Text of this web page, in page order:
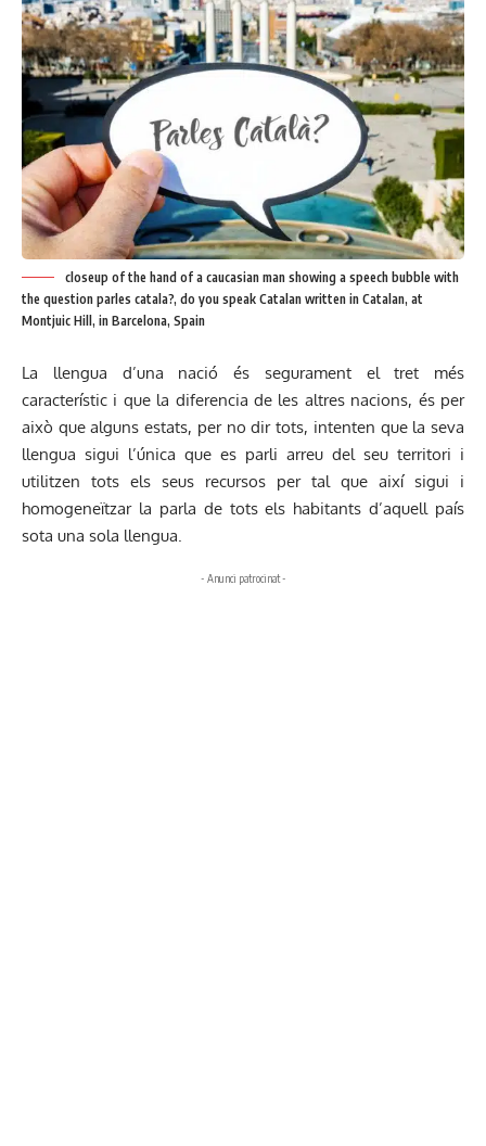
closeup of the hand of a caucasian man showing a speech bubble with
the question parles catala?, do you speak Catalan written in Catalan, at
Montjuic Hill, in Barcelona, Spain
La llengua d’una nació és segurament el tret més
característic i que la diferencia de les altres nacions, és per
això que alguns estats, per no dir tots, intenten que la seva
llengua sigui l’única que es parli arreu del seu territori i
utilitzen tots els seus recursos per tal que així sigui i
homogeneïtzar la parla de tots els habitants d’aquell país
sota una sola llengua.
- Anunci patrocinat -